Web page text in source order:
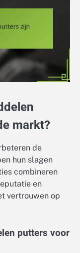
markt?
de
hun slagen
combineren
en
vertrouwen op
putters voor